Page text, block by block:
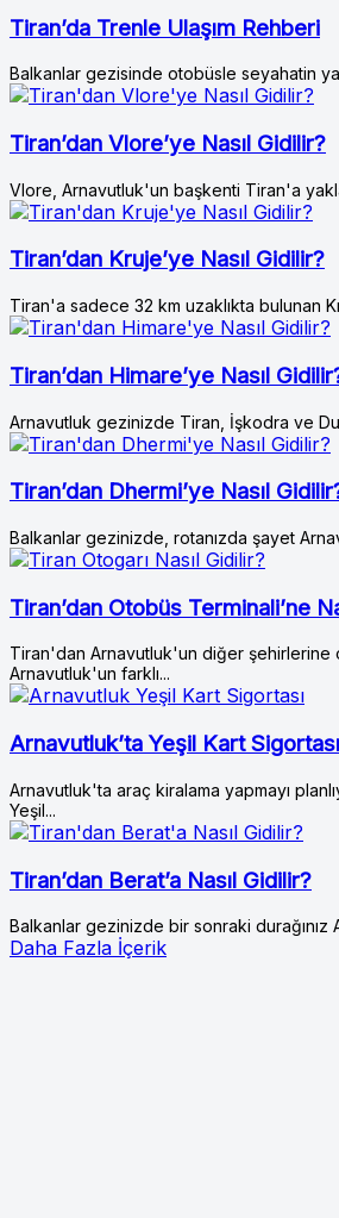
Tiran’da Trenle Ulaşım Rehberi
Balkanlar gezisinde otobüsle seyahatin
Tiran’dan Vlore’ye Nasıl Gidilir?
Vlore, Arnavutluk'un başkenti Tiran'a
Tiran’dan Kruje’ye Nasıl Gidilir?
Tiran'a sadece 32 km uzaklıkta bulunan
Tiran’dan Himare’ye Nasıl
Arnavutluk gezinizde Tiran, İşkodra ve
Tiran’dan Dhermi’ye Nasıl
Balkanlar gezinizde, rotanızda şayet
Tiran’dan Otobüs Terminali’ne
Tiran'dan Arnavutluk'un diğer
Arnavutluk'un farklı...
Arnavutluk’ta Yeşil Kart Sigortası
Arnavutluk'ta araç kiralama yapmayı
Yeşil...
Tiran’dan Berat’a Nasıl Gidilir?
Balkanlar gezinizde bir sonraki
Daha Fazla İçerik